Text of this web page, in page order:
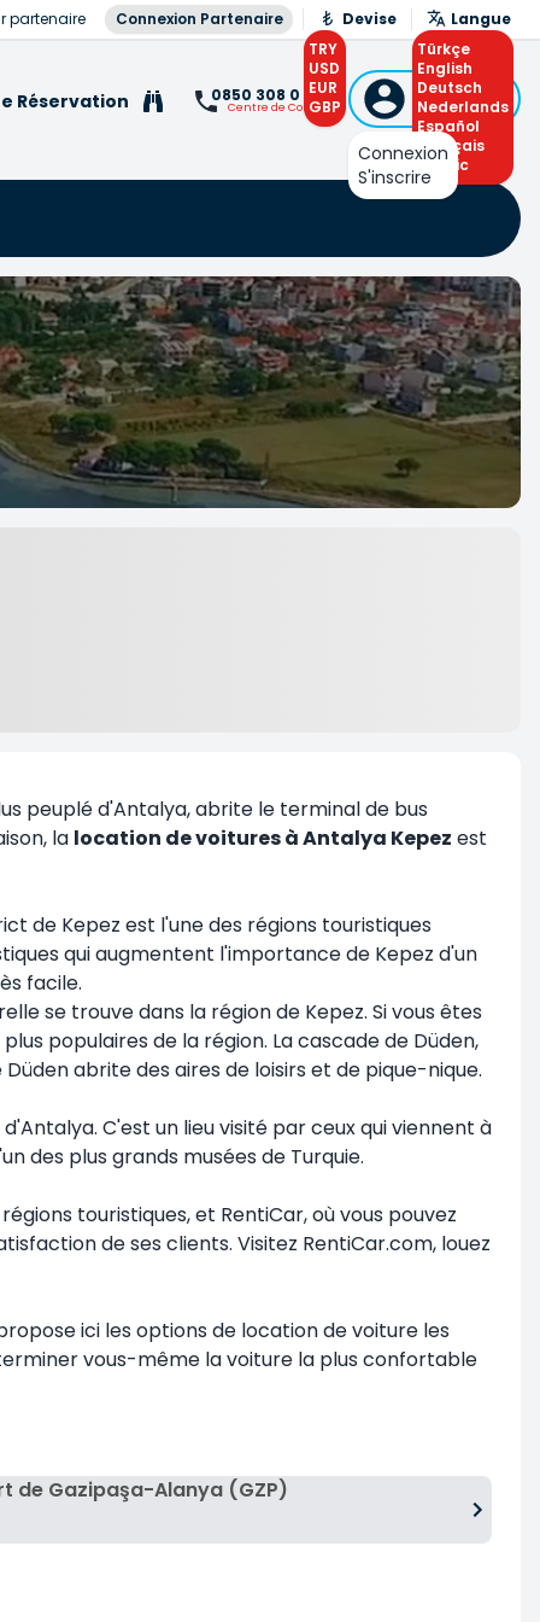
partenaire Connexion Partenaire
Devise
TRY
USD
EUR
GBP
Langue
Türkçe
English
Deutsch
Nederlands
Español
Français
Arabic
Réservation 0850 308 0 308
Centre de Contact
Connexion
ou S'inscrire
Connexion
S'inscrire
peuplé d'Antalya, abrite le terminal de bus
la location de voitures à Antalya Kepez est
de Kepez est l'une des régions touristiques
qui augmentent l'importance de Kepez d'un
facile.
se trouve dans la région de Kepez. Si vous êtes
populaires de la région. La cascade de Düden,
abrite des aires de loisirs et de pique-nique.
C'est un lieu visité par ceux qui viennent à
des plus grands musées de Turquie.
touristiques, et RentiCar, où vous pouvez
de ses clients. Visitez RentiCar.com, louez
ici les options de location de voiture les
vous-même la voiture la plus confortable
de Gazipaşa-Alanya (GZP)